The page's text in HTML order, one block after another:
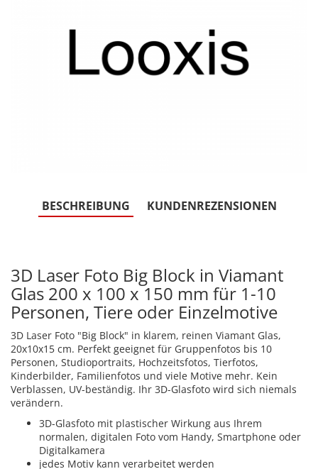
BESCHREIBUNG KUNDENREZENSIONEN
3D Laser Foto Big Block in Viamant
Glas 200 x 100 x 150 mm für 1-10
Personen, Tiere oder Einzelmotive
3D Laser Foto "Big Block" in klarem, reinen Viamant Glas,
20x10x15 cm. Perfekt geeignet für Gruppenfotos bis 10
Personen, Studioportraits, Hochzeitsfotos, Tierfotos,
Kinderbilder, Familienfotos und viele Motive mehr. Kein
Verblassen, UV-beständig. Ihr 3D-Glasfoto wird sich niemals
verändern.
3D-Glasfoto mit plastischer Wirkung aus Ihrem
normalen, digitalen Foto vom Handy, Smartphone oder
Digitalkamera
jedes Motiv kann verarbeitet werden